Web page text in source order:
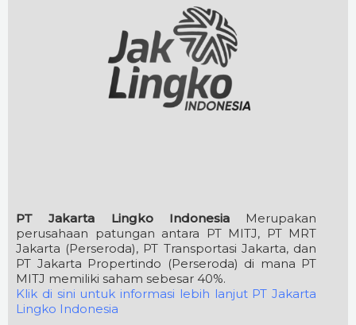
PT Jakarta Lingko IndonesiaMerupakan
perusahaan patungan antara PT MITJ, PT MRT
Jakarta (Perseroda), PT Transportasi Jakarta, dan
PT Jakarta Propertindo (Perseroda) di mana PT
MITJ memiliki saham sebesar 40%.
Klik di sini untuk informasi lebih lanjut PT Jakarta
Lingko Indonesia